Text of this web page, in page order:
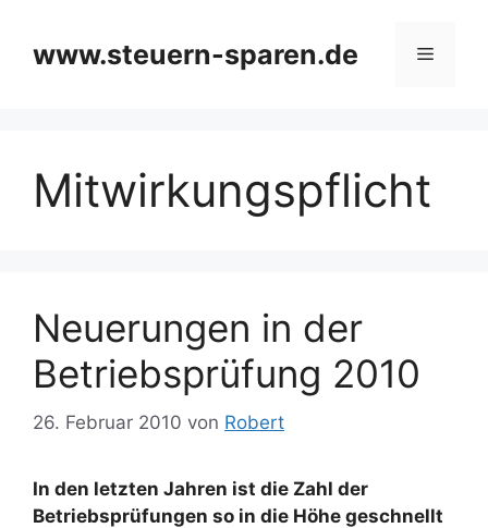
springen
www.steuern-sparen.de Menü
Mitwirkungspflicht
Neuerungen in der
Betriebsprüfung 2010
26. Februar 2010 von Robert
In den letzten Jahren ist die Zahl der
Betriebsprüfungen so in die Höhe geschnellt